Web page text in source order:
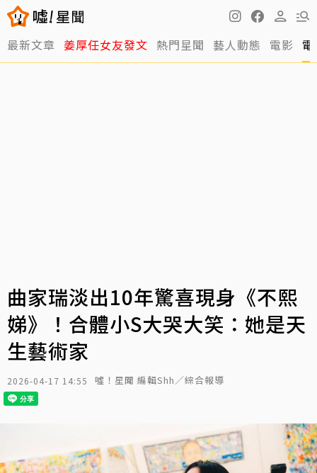
最新文章 姜厚任女友發文 熱門星聞 藝人動態 電影
曲家瑞淡出10年驚喜現身《不熙
娣》！合體小S大哭大笑：她是天
生藝術家
2026-04-17 14:55 噓！星聞 編輯Shh／綜合報導